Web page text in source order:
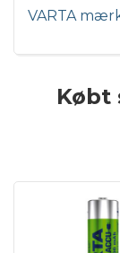
VARTA
Købt